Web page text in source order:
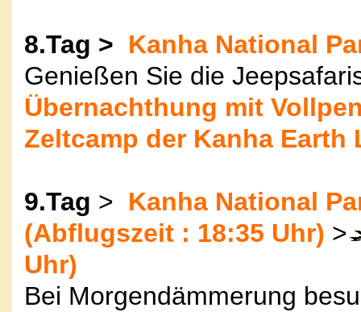
8.Tag > Kanha National
Genießen Sie die
Übernachthung mit
Zeltcamp der Kanha Earth
9.Tag > Kanha National
(Abflugszeit : 18:35 Uhr) >
Uhr)
Bei Morgendämmerung